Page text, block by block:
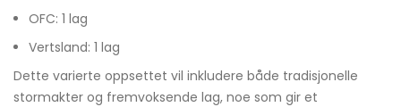
OFC: 1 lag
Vertsland: 1 lag
Dette varierte oppsettet vil inkludere både tradisjonelle
stormakter og fremvoksende lag, noe som gir et